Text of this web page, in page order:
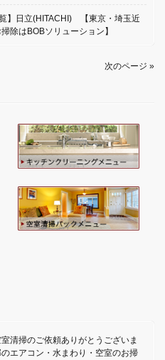
覧】日立(HITACHI) 【東京・埼玉近
除はBOBソリューション】
次のページ »
清掃のご依頼ありがとうございま
エアコン・水まわり・空室のお掃